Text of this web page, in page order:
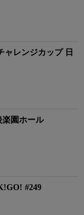
ャレンジカップ 日
楽園ホール
#249